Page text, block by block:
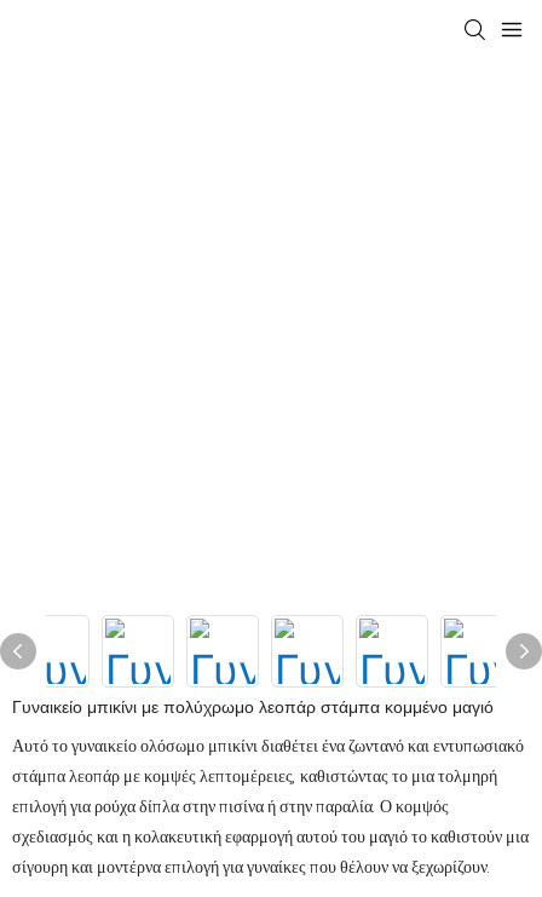
Γυναικείο μπικίνι με πολύχρωμο λεοπάρ στάμπα κομμένο μαγιό
Αυτό το γυναικείο ολόσωμο μπικίνι διαθέτει ένα ζωντανό και εντυπωσιακό
στάμπα λεοπάρ με κομψές λεπτομέρειες, καθιστώντας το μια τολμηρή
επιλογή για ρούχα δίπλα στην πισίνα ή στην παραλία. Ο κομψός
σχεδιασμός και η κολακευτική εφαρμογή αυτού του μαγιό το καθιστούν μια
σίγουρη και μοντέρνα επιλογή για γυναίκες που θέλουν να ξεχωρίζουν.